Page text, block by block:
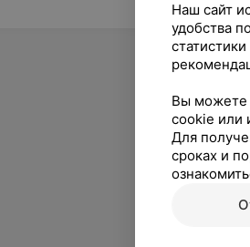
Наш сайт
удобства
Вы можете
cookie или
Для
сроках и